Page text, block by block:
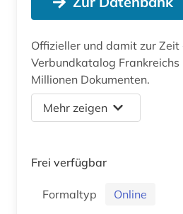
Offizieller und damit zur
Verbundkatalog
Millionen Dokumenten.
Mehr zeigen
Frei verfügbar
Formaltyp
Online